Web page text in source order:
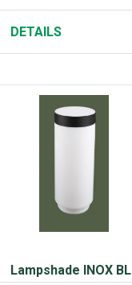
DETAILS
Lampshade INOX BL